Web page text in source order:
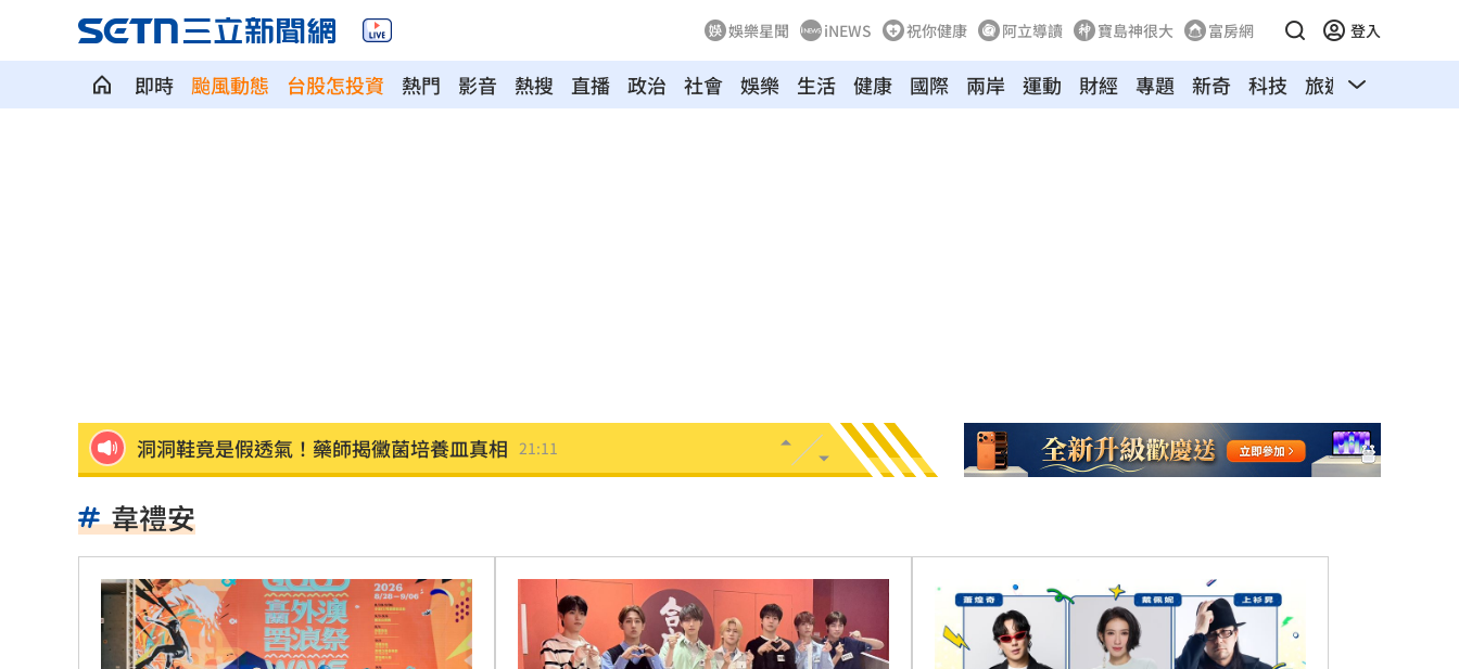
娛樂星聞 iNEWS 祝你健康 阿立導讀 寶島神很大 富房網 登入
即時 颱風動態 台股怎投資 熱門 影音 熱搜 直播 政治 社會 娛樂 生活 健康 國際 兩岸 運動 財經 專題 新奇 科技 旅遊 汽車
洞洞鞋竟是假透氣！藥師揭黴菌培養皿真相 21:11
蔣萬安再提疫苗封存30年！周軒引判決開酸 20:57
2026全球移居排名 台灣「第5」贏日韓 20:57
韋禮安